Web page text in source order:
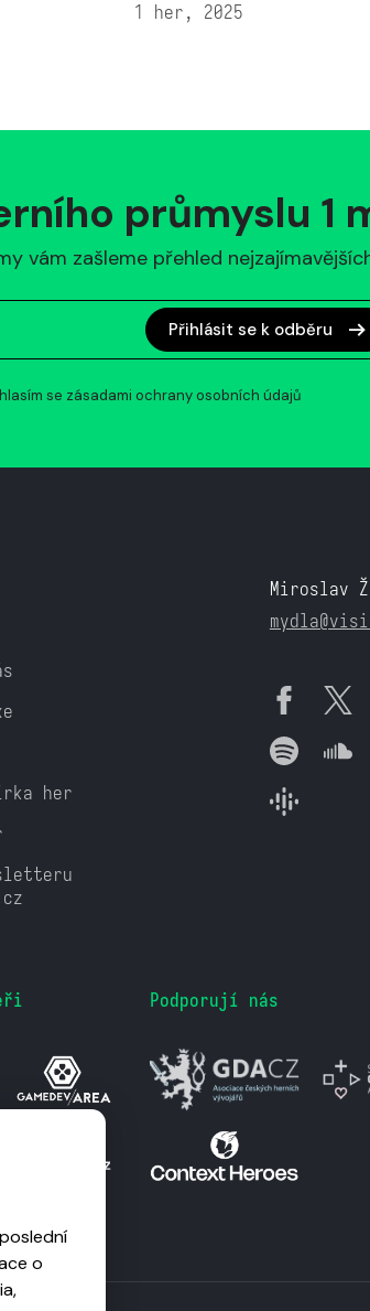
1 her, 2025
průmyslu 1
vám zašleme přehled
Přihlásit se k odběru
se zásadami ochrany osobních údajů
her
Miroslav
Podporují nás
o